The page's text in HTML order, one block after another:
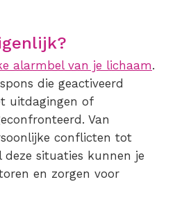
alarmbel van je lichaam.
die geactiveerd
uitdagingen of
Van
conflicten tot
situaties kunnen je
en zorgen voor